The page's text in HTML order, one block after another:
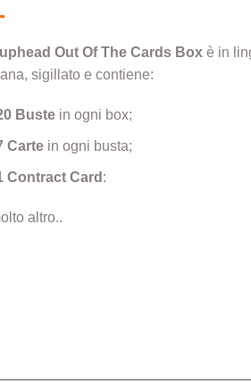
Out Of The Cards Boxè in
sigillato e contiene:
Buste in ogni box;
Carte in ogni busta;
Contract Card :
altro..